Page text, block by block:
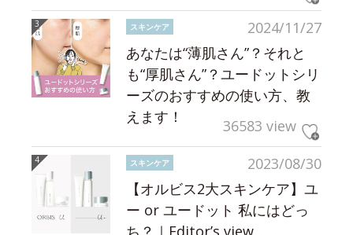
2024/11/27
スキンケア
あなたは“薄肌さん”？それと
も“厚肌さん”？ユードットシリ
ーズのおすすめの使い方、教
えます！
36583 view
2023/08/30
スキンケア
【オルビス2大スキンケア】ユ
ー or ユードット 私にはどっ
ち？｜Editor’s view